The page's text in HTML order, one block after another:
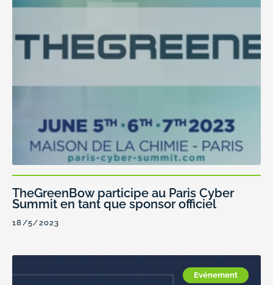
TheGreenBow participe au Paris Cyber
Summit en tant que sponsor officiel
18/5/2023
Evénement